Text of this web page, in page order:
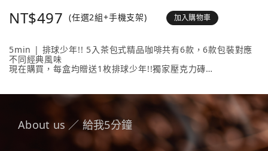
NT$497 (任選2組+手機支架) 加入購物車
5min | 排球少年!! 5入茶包式精品咖啡共有6款，6款包裝對應
不同經典風味
現在購買，每盒均贈送1枚排球少年!!獨家壓克力磚
內容物包含： 5min | 排球少年!! 5入茶包式精品咖啡 （隨盒附
贈1枚壓克力磚）任選2款、《排球少年!!手機支架》任選1款。
About us ／ 給我5分鐘